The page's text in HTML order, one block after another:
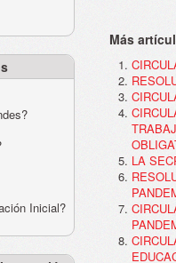
Inicial?
Más
LA